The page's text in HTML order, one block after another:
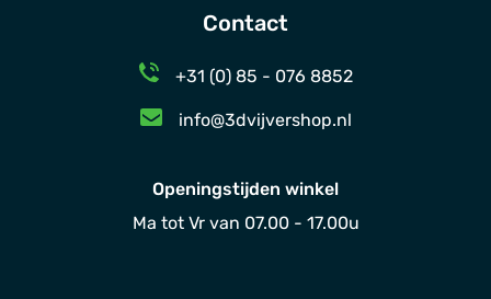
Contact
+31 (0) 85 - 076 8852
info@3dvijvershop.nl
Openingstijden winkel
Ma tot Vr van 07.00 - 17.00u